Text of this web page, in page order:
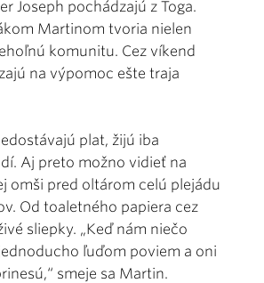
Joseph pochádzajú z Toga.
Martinom tvoria nielen
komunitu. Cez víkend
na výpomoc ešte traja
plat, žijú iba
Aj preto možno vidieť na
omši pred oltárom celú plejádu
Od toaletného papiera cez
sliepky. „Keď nám niečo
ľuďom poviem a oni
smeje sa Martin.